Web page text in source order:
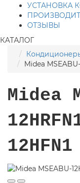
УСТАНОВКА
ОТЗЫВЫ
КАТАЛОГ
Midea
Midea
12HFN1